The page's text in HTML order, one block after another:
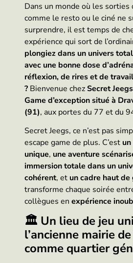
Dans un monde où les sorties
comme le resto ou le ciné ne
surprendre, il est temps de
expérience qui sort de
plongiez dans un univers
avec une bonne dose
réflexion, de rires et de
? Bienvenue chezSecret Jeegs
Game d’exception situé à
(91), aux portes du 77 et du
Secret Jeegs, ce n’est pas
escape game de plus. C’est
unique, une aventure
immersion totale dans un
cohérent, et un cadre haut de
transforme chaque soirée
collègues en expérience
🏛 Un lieu de jeu
l’ancienne mairie
comme quartier